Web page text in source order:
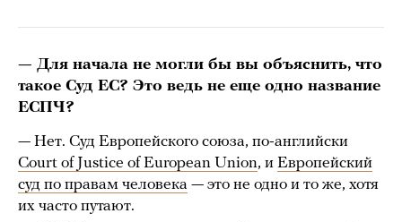
— Для начала не могли бы вы объяснить, что
такое Суд ЕС? Это ведь не еще одно название
ЕСПЧ?
— Нет. Суд Европейского союза, по-английски
Court of Justice of European Union, и Европейский
суд по правам человека — это не одно и то же, хотя
их часто путают.